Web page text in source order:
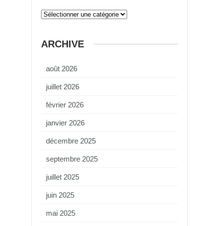
ARCHIVE
août 2026
juillet 2026
février 2026
janvier 2026
décembre 2025
septembre 2025
juillet 2025
juin 2025
mai 2025